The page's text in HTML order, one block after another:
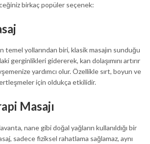
birkaç popüler seçenek:
temel yollarından biri, klasik masajın sunduğu
gerginlikleri gidererek, kan dolaşımını artırır
yardımcı olur. Özellikle sırt, boyun ve
için oldukça etkilidir.
Masajı
nane gibi doğal yağların kullanıldığı bir
sadece fiziksel rahatlama sağlamaz, aynı